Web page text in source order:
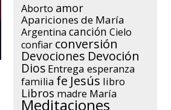
Aborto amor
Apariciones de María
Argentina canción Cielo
confiar conversión
Devociones Devoción
Dios Entrega esperanza
familia fe Jesús libro
Libros madre María
Meditaciones